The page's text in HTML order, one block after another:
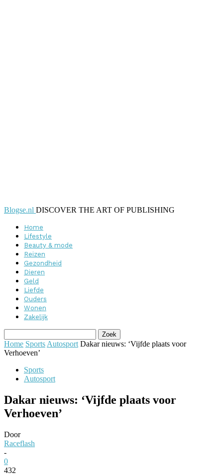
Blogse.nl DISCOVER THE ART OF PUBLISHING
Home
Lifestyle
Beauty & mode
Reizen
Gezondheid
Dieren
Geld
Liefde
Ouders
Wonen
Zakelijk
Home Sports Autosport Dakar nieuws: ‘Vijfde plaats voor
Verhoeven’
Sports
Autosport
Dakar nieuws: ‘Vijfde plaats voor
Verhoeven’
Door
Raceflash
-
0
432